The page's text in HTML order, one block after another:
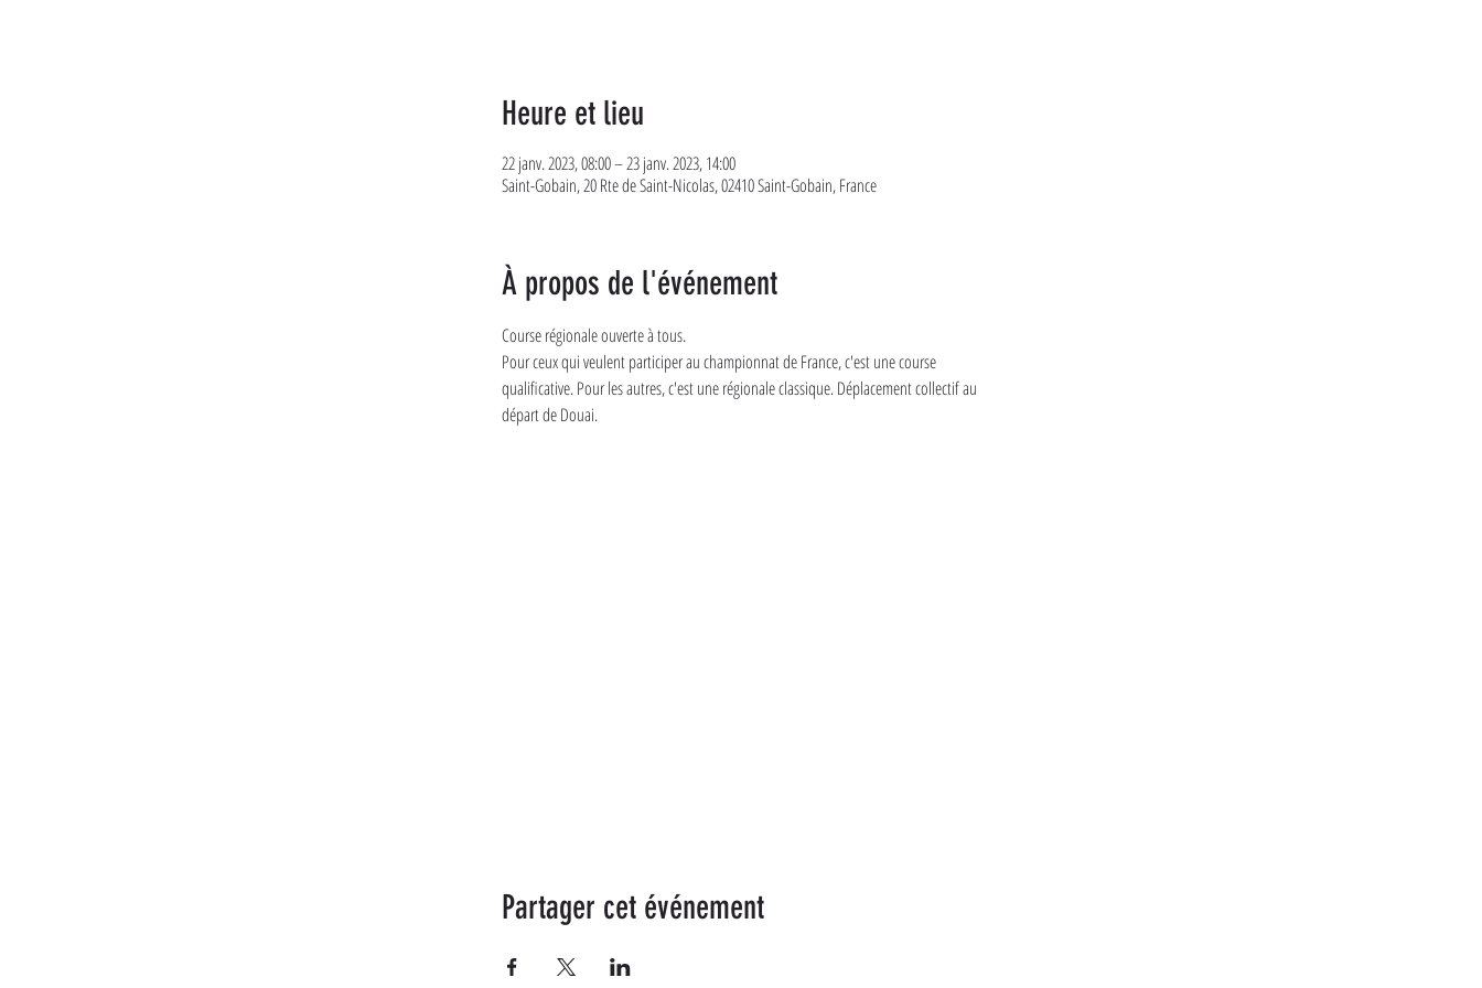
Heure et lieu
22 janv. 2023, 08:00 – 23 janv. 2023, 14:00
Saint-Gobain, 20 Rte de Saint-Nicolas, 02410 Saint-Gobain, France
À propos de l'événement
Course régionale ouverte à tous.
Pour ceux qui veulent participer au championnat de France, c'est une course
qualificative. Pour les autres, c'est une régionale classique. Déplacement collectif au
départ de Douai.
Partager cet événement